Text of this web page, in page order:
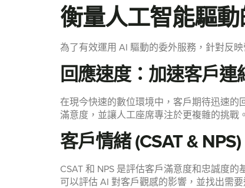
衡量人工智能驅
為了有效運用 AI 驅動的委外服務，針對反
回應速度：加速客戶連
在現今快速的數位環境中，客戶期待迅速的
滿意度，並讓人工座席專注於更複雜的挑戰
客戶情緒 (CSAT &
CSAT 和 NPS 是評估客戶滿意度和忠誠度
可以評估 AI 對客戶觀感的影響，並找出需